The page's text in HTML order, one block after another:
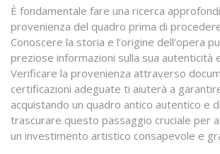
È fondamentale fare una ricerca
provenienza del quadro prima di
Conoscere la storia e l’origine dell’opera
preziose informazioni sulla sua autenticità
Verificare la provenienza attraverso
certificazioni adeguate ti aiuterà a
acquistando un quadro antico autentico e
trascurare questo passaggio cruciale per
un investimento artistico consapevole e